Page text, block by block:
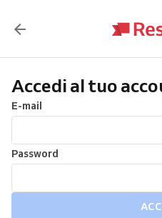
Accedi al tuo
E-mail
Password